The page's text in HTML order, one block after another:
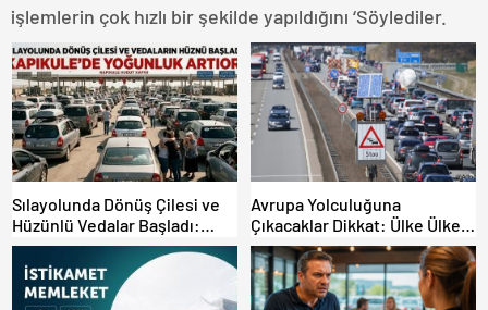
işlemlerin çok hızlı bir şekilde yapıldığını ‘Söylediler.
Sılayolunda Dönüş Çilesi ve
Hüzünlü Vedalar Başladı:
Kapıkule’de Yoğunluk Artıyor!
Avrupa Yolculuğuna
Çıkacaklar Dikkat: Ülke Ülke
Güncel Trafik Kuralları,
Avrupa Otoyol Hız Limitleri